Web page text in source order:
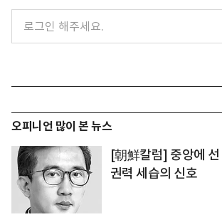
오피니언 많이 본 뉴스
[朝鮮칼럼] 중앙에
권력 세습의 신호